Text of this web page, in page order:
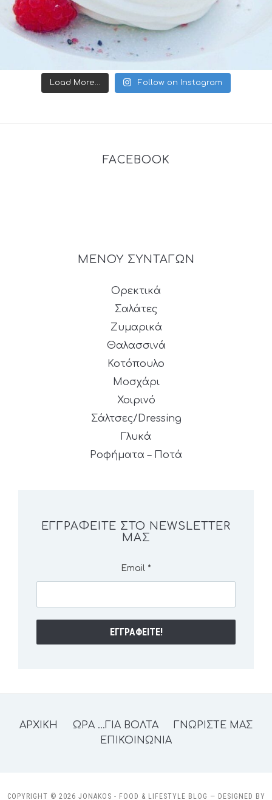
Load More... Follow on Instagram
FACEBOOK
ΜΕΝΟΥ ΣΥΝΤΑΓΩΝ
Ορεκτικά
Σαλάτες
Ζυμαρικά
Θαλασσινά
Κοτόπουλο
Μοσχάρι
Χοιρινό
Σάλτσες/Dressing
Γλυκά
Ροφήματα – Ποτά
ΕΓΓΡΑΦΕΊΤΕ ΣΤΟ NEWSLETTER
ΜΑΣ
Email *
ΑΡΧΙΚΗ ΩΡΑ …ΓΙΑ ΒΟΛΤΑ
ΓΝΩΡΙΣΤΕ ΜΑΣ
ΕΠΙΚΟΙΝΩΝΙΑ
COPYRIGHT © 2026 JONAKOS - FOOD & LIFESTYLE BLOG — DESIGNED BY